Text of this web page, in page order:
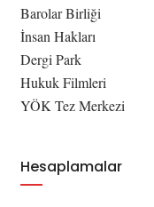
Barolar Birliği
İnsan Hakları
Dergi Park
Hukuk Filmleri
YÖK Tez Merkezi
Hesaplamalar